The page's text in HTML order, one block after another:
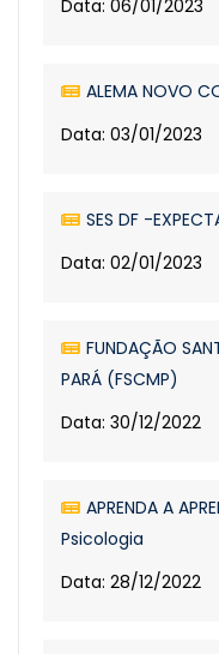
Data: 06/01/2023
ALEMA NOVO
Data: 03/01/2023
SES DF -
Data: 02/01/2023
FUNDAÇÃO
PARÁ (FSCMP)
Data: 30/12/2022
APRENDA A
Psicologia
Data: 28/12/2022